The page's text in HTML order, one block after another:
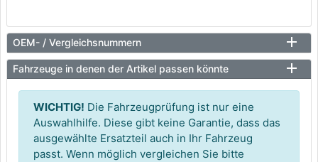
OEM- / Vergleichsnummern
Fahrzeuge in denen der Artikel passen könnte
WICHTIG! Die Fahrzeugprüfung ist nur eine
Auswahlhilfe. Diese gibt keine Garantie, dass das
ausgewählte Ersatzteil auch in Ihr Fahrzeug
passt. Wenn möglich vergleichen Sie bitte